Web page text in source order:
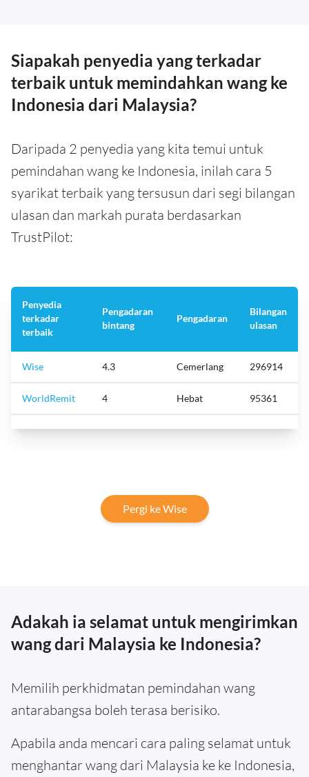
Siapakah penyedia yang terkadar
terbaik untuk memindahkan wang ke
Indonesia dari Malaysia?
Daripada 2 penyedia yang kita temui untuk
pemindahan wang ke Indonesia, inilah cara 5
syarikat terbaik yang tersusun dari segi bilangan
ulasan dan markah purata berdasarkan
TrustPilot:
Penyedia
terkadar
terbaik
Pengadaran
bintang
Pengadaran
Bilangan
ulasan
Wise 4.3 Cemerlang 296914
WorldRemit 4 Hebat 95361
Pergi ke Wise
Adakah ia selamat untuk mengirimkan
wang dari Malaysia ke Indonesia?
Memilih perkhidmatan pemindahan wang
antarabangsa boleh terasa berisiko.
Apabila anda mencari cara paling selamat untuk
menghantar wang dari Malaysia ke ke Indonesia,